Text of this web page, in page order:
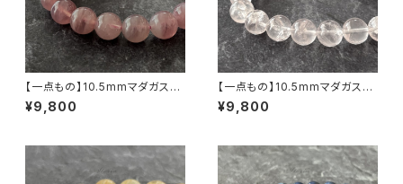
【一点もの】10.5mmマダガスカ
ル産 ディープ・ローズクォーツ
ブレスレット【鑑別済み】
¥9,800
【一点もの】10.5mmマダガスカ
ル産 虹入り アイリスローズクォ
ーツ ブレスレット 【鑑別済み】
¥9,800